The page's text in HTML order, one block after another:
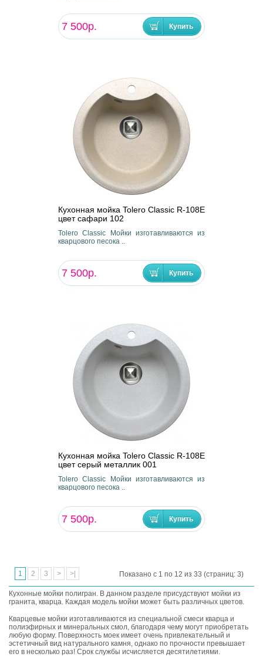
7 500р.
Кухонная мойка Tolero Classic R-108E
цвет сафари 102
Tolero Classic Мойки изготавливаются из
кварцового песока ..
7 500р.
Кухонная мойка Tolero Classic R-108E
цвет серый металлик 001
Tolero Classic Мойки изготавливаются из
кварцового песока ..
7 500р.
1 2 3 > >| Показано с 1 по 12 из 33 (страниц: 3)
Кухонные мойки полигран. В данном разделе присудствуют мойки из
гранита, кварца. Каждая модель мойки может быть различных цветов.
Кварцевые мойки изготавливаются из специальной смеси кварца и
полиэфирных и минеральных смол, благодаря чему могут приобретать
любую форму. Поверхность моек имеет очень привлекательный и
эстетичный вид натурального камня, однако по прочности превышает
его в несколько раз! Срок службы исчисляется десятилетиями.